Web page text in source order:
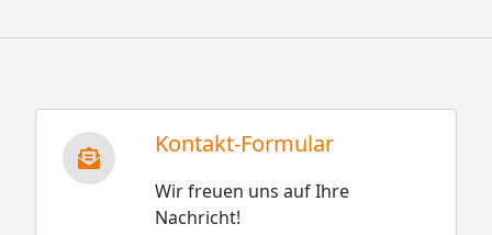
Kontakt-Formular
Wir freuen uns auf Ihre
Nachricht!